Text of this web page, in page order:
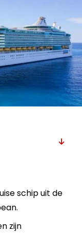
schip uit de
zijn